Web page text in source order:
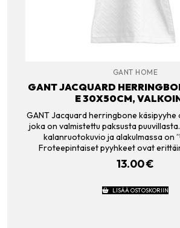
GANT HOME
GANT JACQUARD
E 30X50CM,
GANT Jacquard herringbone käsipyyhe
joka on valmistettu paksusta
kalanruotokuvio ja alakulmassa on
Froteepintaiset pyyhkeet ovat
13.00€
LISÄÄ OSTOSKORIIN